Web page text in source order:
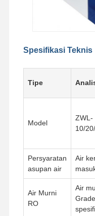
Sistem Air Ultra
Mesin Air Ultra Murni
sistem pemurnian
Peralatan air ultra
Spesifikasi Teknis
Tipe
Model
ZWL-
10/
Persyaratan
asupan air
Air
Air Murni
RO
Air